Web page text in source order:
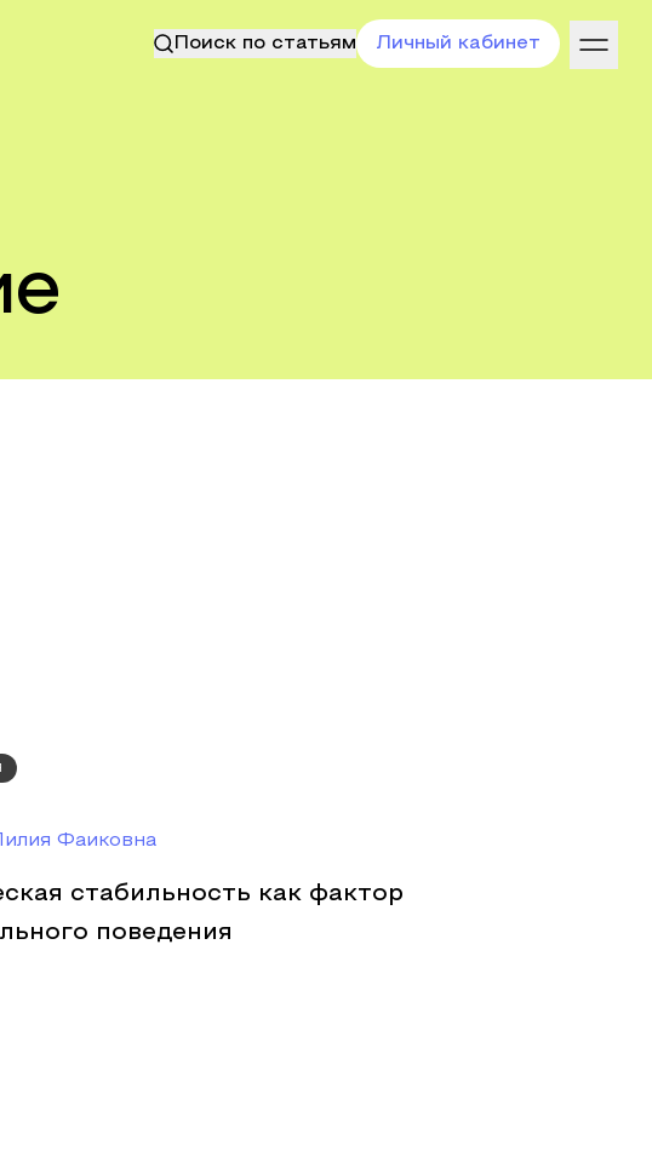
Поиск по статьям Личный кабинет
Фаиковна
стабильность как фактор
поведения